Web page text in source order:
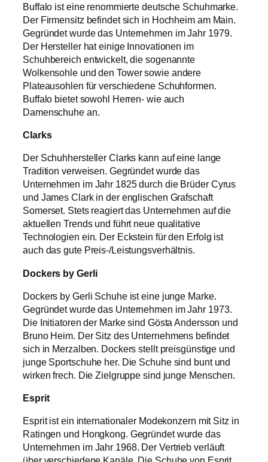
Buffalo ist eine renommierte deutsche Schuhmarke.
Der Firmensitz befindet sich in Hochheim am Main.
Gegründet wurde das Unternehmen im Jahr 1979.
Der Hersteller hat einige Innovationen im
Schuhbereich entwickelt, die sogenannte
Wolkensohle und den Tower sowie andere
Plateausohlen für verschiedene Schuhformen.
Buffalo bietet sowohl Herren- wie auch
Damenschuhe an.
Clarks
Der Schuhhersteller Clarks kann auf eine lange
Tradition verweisen. Gegründet wurde das
Unternehmen im Jahr 1825 durch die Brüder Cyrus
und James Clark in der englischen Grafschaft
Somerset. Stets reagiert das Unternehmen auf die
aktuellen Trends und führt neue qualitative
Technologien ein. Der Eckstein für den Erfolg ist
auch das gute Preis-/Leistungsverhältnis.
Dockers by Gerli
Dockers by Gerli Schuhe ist eine junge Marke.
Gegründet wurde das Unternehmen im Jahr 1973.
Die Initiatoren der Marke sind Gösta Andersson und
Bruno Heim. Der Sitz des Unternehmens befindet
sich in Merzalben. Dockers stellt preisgünstige und
junge Sportschuhe her. Die Schuhe sind bunt und
wirken frech. Die Zielgruppe sind junge Menschen.
Esprit
Esprit ist ein internationaler Modekonzern mit Sitz in
Ratingen und Hongkong. Gegründet wurde das
Unternehmen im Jahr 1968. Der Vertrieb verläuft